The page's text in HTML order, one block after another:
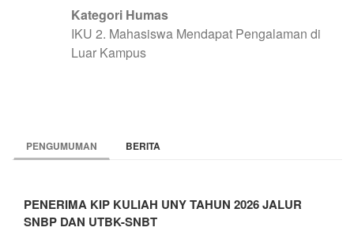
Kategori Humas
IKU 2. Mahasiswa Mendapat Pengalaman di
Luar Kampus
PENGUMUMAN BERITA
PENERIMA KIP KULIAH UNY TAHUN 2026 JALUR
SNBP DAN UTBK-SNBT